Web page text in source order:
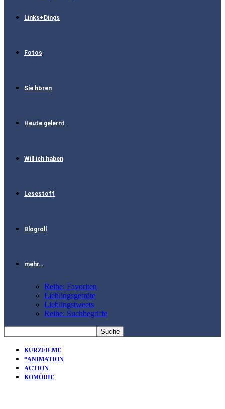
Links+Dings
Fotos
Sie hören
Heute gelernt
Will ich haben
Lesestoff
Blogroll
mehr…
Reihe: Favoriten
Lieblingsgetröte
Lieblingstweets
Reihe: Suchbegriffe
KURZFILME
*ANIMATION
ACTION
KOMÖDIE